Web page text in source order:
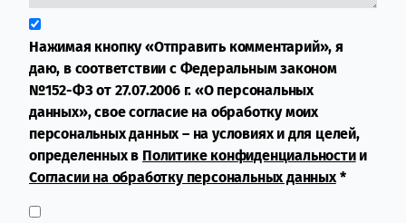
Нажимая кнопку «Отправить комментарий», я
даю, в соответствии с Федеральным законом
№152-ФЗ от 27.07.2006 г. «О персональных
данных», свое согласие на обработку моих
персональных данных – на условиях и для целей,
определенных в Политике конфиденциальностии
Согласии на обработку персональных данных*